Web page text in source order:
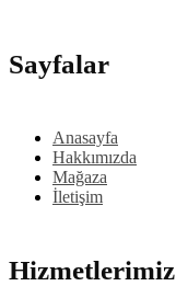
Sayfalar
Anasayfa
Hakkımızda
Mağaza
İletişim
Hizmetlerimiz